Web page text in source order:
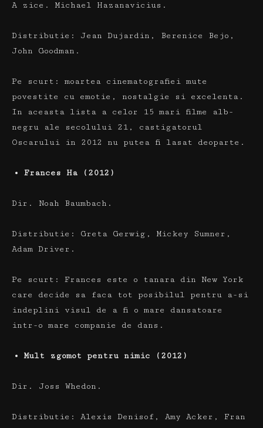
A zice. Michael Hazanavicius.
Distributie:
Jean Dujardin, Berenice Bejo,
John Goodman.
Pe scurt:
moartea cinematografiei mute
povestite cu emotie, nostalgie si excelenta.
In aceasta lista a celor 15 mari filme alb-
negru ale secolului 21, castigatorul
Oscarului in 2012 nu putea fi lasat deoparte.
Frances Ha (2012)
Dir. Noah Baumbach.
Distributie:
Greta Gerwig, Mickey Sumner,
Adam Driver.
Pe scurt:
Frances este o tanara din New York
care decide sa faca tot posibilul pentru a-si
indeplini visul de a fi o mare dansatoare
intr-o mare companie de dans.
Mult zgomot pentru nimic (2012)
Dir. Joss Whedon.
Distributie:
Alexis Denisof, Amy Acker, Fran